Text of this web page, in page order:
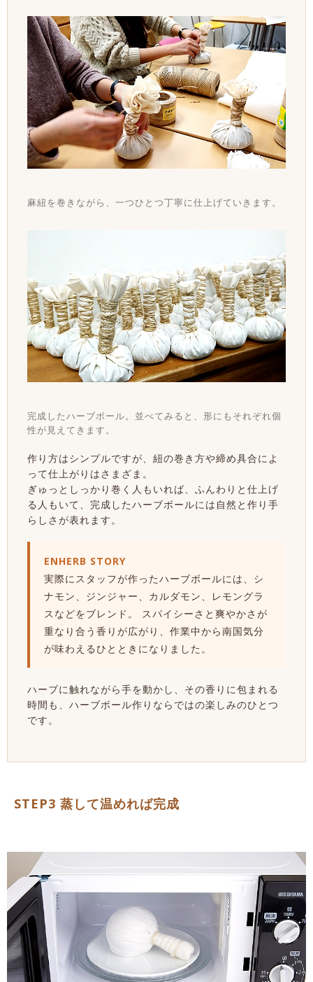
麻紐を巻きながら、一つひとつ丁寧に仕上げていきます。
完成したハーブボール。並べてみると、形にもそれぞれ個
性が見えてきます。
作り方はシンプルですが、紐の巻き方や締め具合によ
って仕上がりはさまざま。
ぎゅっとしっかり巻く人もいれば、ふんわりと仕上げ
る人もいて、完成したハーブボールには自然と作り手
らしさが表れます。
ENHERB STORY
実際にスタッフが作ったハーブボールには、シ
ナモン、ジンジャー、カルダモン、レモングラ
スなどをブレンド。 スパイシーさと爽やかさが
重なり合う香りが広がり、作業中から南国気分
が味わえるひとときになりました。
ハーブに触れながら手を動かし、その香りに包まれる
時間も、ハーブボール作りならではの楽しみのひとつ
です。
STEP3 蒸して温めれば完成